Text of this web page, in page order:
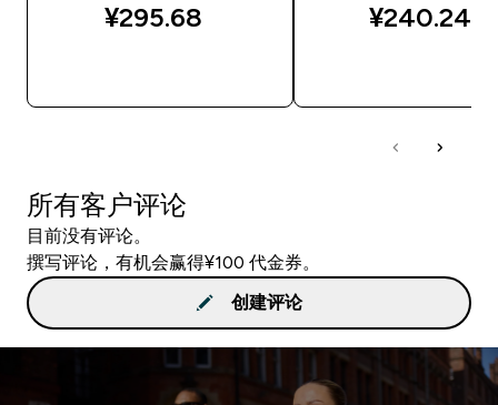
¥295.68‎ ¥240.24‎
所有客户评论
目前没有评论。
撰写评论，有机会赢得¥100 代金券。
创建评论